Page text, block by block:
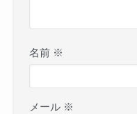
名前 ※
メール ※